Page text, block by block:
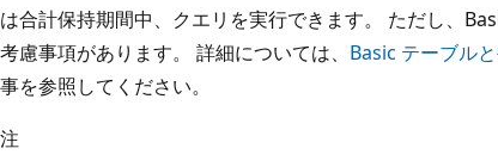
は合計保持期間中、クエリを実行できます。 ただし、
考慮事項があります。 詳細については、 Basic テーブル
事を参照してください。
注